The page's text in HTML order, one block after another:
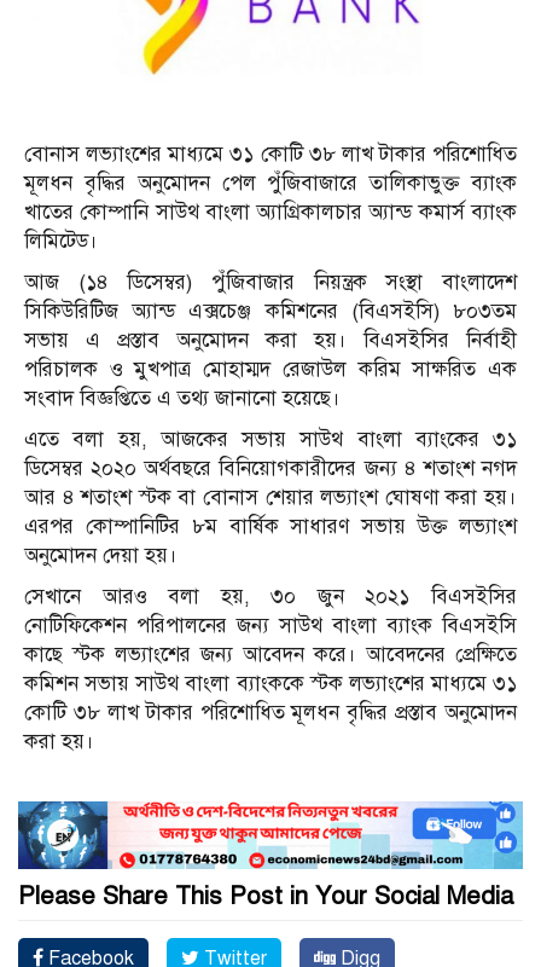
বোনাস লভ্যাংশের মাধ্যমে ৩১ কোটি ৩৮ লাখ টাকার পরিশোধিত
মূলধন বৃদ্ধির অনুমোদন পেল পুঁজিবাজারে তালিকাভুক্ত ব্যাংক
খাতের কোম্পানি সাউথ বাংলা অ্যাগ্রিকালচার অ্যান্ড কমার্স ব্যাংক
লিমিটেড।
আজ (১৪ ডিসেম্বর) পুঁজিবাজার নিয়ন্ত্রক সংস্থা বাংলাদেশ
সিকিউরিটিজ অ্যান্ড এক্সচেঞ্জ কমিশনের (বিএসইসি) ৮০৩তম
সভায় এ প্রস্তাব অনুমোদন করা হয়। বিএসইসির নির্বাহী
পরিচালক ও মুখপাত্র মোহাম্মদ রেজাউল করিম সাক্ষরিত এক
সংবাদ বিজ্ঞপ্তিতে এ তথ্য জানানো হয়েছে।
এতে বলা হয়, আজকের সভায় সাউথ বাংলা ব্যাংকের ৩১
ডিসেম্বর ২০২০ অর্থবছরে বিনিয়োগকারীদের জন্য ৪ শতাংশ নগদ
আর ৪ শতাংশ স্টক বা বোনাস শেয়ার লভ্যাংশ ঘোষণা করা হয়।
এরপর কোম্পানিটির ৮ম বার্ষিক সাধারণ সভায় উক্ত লভ্যাংশ
অনুমোদন দেয়া হয়।
সেখানে আরও বলা হয়, ৩০ জুন ২০২১ বিএসইসির
নোটিফিকেশন পরিপালনের জন্য সাউথ বাংলা ব্যাংক বিএসইসি
কাছে স্টক লভ্যাংশের জন্য আবেদন করে। আবেদনের প্রেক্ষিতে
কমিশন সভায় সাউথ বাংলা ব্যাংককে স্টক লভ্যাংশের মাধ্যমে ৩১
কোটি ৩৮ লাখ টাকার পরিশোধিত মূলধন বৃদ্ধির প্রস্তাব অনুমোদন
করা হয়।
Please Share This Post in Your Social Media
Facebook Twitter Digg